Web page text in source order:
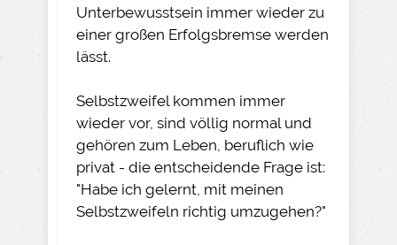
Unterbewusstsein immer wieder zu
einer großen Erfolgsbremse werden
lässt.
Selbstzweifel kommen immer
wieder vor, sind völlig normal und
gehören zum Leben, beruflich wie
privat - die entscheidende Frage ist:
"Habe ich gelernt, mit meinen
Selbstzweifeln richtig umzugehen?"